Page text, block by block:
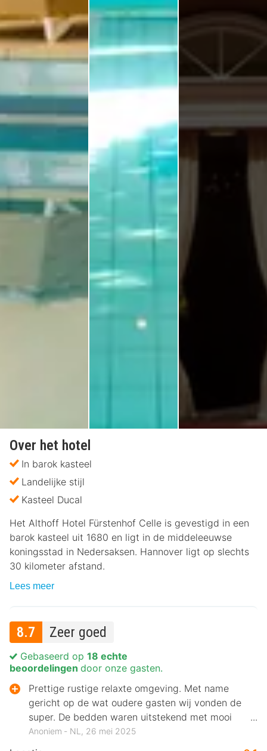
Over het hotel
In barok kasteel
Landelijke stijl
Kasteel Ducal
Het Althoff Hotel Fürstenhof Celle is gevestigd in een
barok kasteel uit 1680 en ligt in de middeleeuwse
koningsstad in Nedersaksen. Hannover ligt op slechts
30 kilometer afstand.
Lees meer
8.7 Zeer goed
Gebaseerd op 18 echte
beoordelingen door onze gasten.
Prettige rustige relaxte omgeving. Met name
gericht op de wat oudere gasten wij vonden de
super. De bedden waren uitstekend met mooi
bedtextiel.
Anoniem ‐ NL, 26 mei 2025